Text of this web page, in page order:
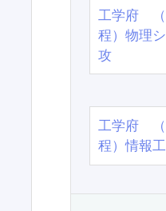
工学府 （
程）物理
攻
工学府 （
程）情報